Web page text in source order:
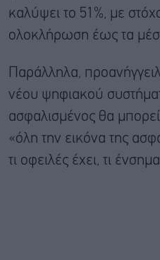
καλύψει το 51%, με
ολοκλήρωση έως τα
Παράλληλα,
νέου ψηφιακού
ασφαλισμένος θα
«όλη την εικόνα της
τι οφειλές έχει, τι